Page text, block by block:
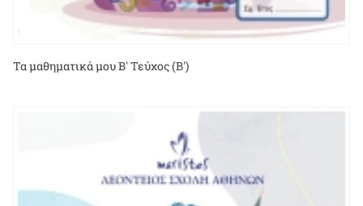
Τα μαθηματικά μου Β' Τεύχος (Β')